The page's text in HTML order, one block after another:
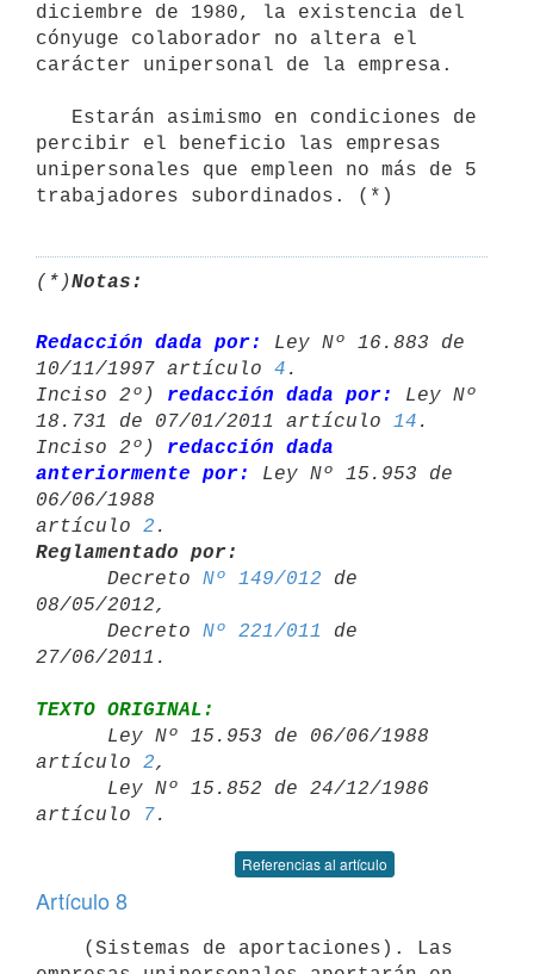
diciembre de 1980, la existencia del
cónyuge colaborador no altera el
carácter unipersonal de la empresa.
percibir el beneficio las empresas
unipersonales que empleen no más de 5
(*)Notas:
Redacción dada por:
Ley Nº 16.883 de
10/11/1997 artículo 4 .
Inciso 2º) redacción dada por:
Ley Nº
18.731 de 07/01/2011 artículo 14 .
Inciso 2º) redacción dada
anteriormente por:
Ley Nº 15.953 de
06/06/1988
artículo 2
Reglamentado por:
Decreto Nº 149/012 de
08/05/2012,
      Decreto
Nº 221/011
de
TEXTO ORIGINAL:
artículo 2,
artículo
7
Referencias al artículo
Artículo 8